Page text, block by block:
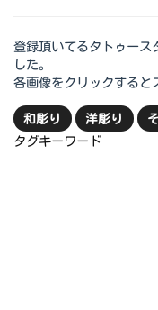
登録頂いてるタトゥース
した。
各画像をクリックすると
和彫り 洋彫り
タグキーワード